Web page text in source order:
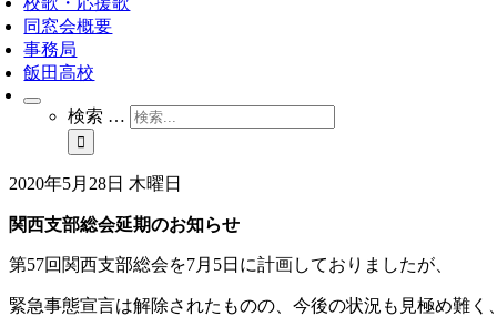
同窓会概要
事務局
飯田高校
検索 …
2020年5月28日 木曜日
関西支部総会延期のお知らせ
第57回関西支部総会を7月5日に計画しておりましたが、
緊急事態宣言は解除されたものの、今後の状況も見極め難く、